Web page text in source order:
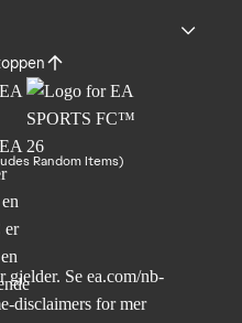
Random Items)
gjelder. Se ea.com/nb-
disclaimers for mer